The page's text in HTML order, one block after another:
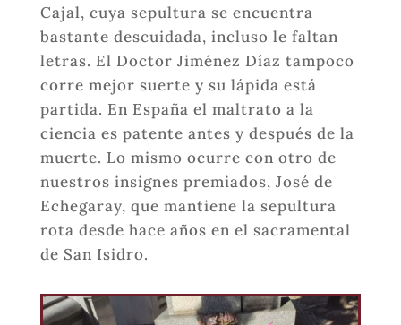
Cajal, cuya sepultura se encuentra
bastante descuidada, incluso le faltan
letras. El Doctor Jiménez Díaz tampoco
corre mejor suerte y su lápida está
partida. En España el maltrato a la
ciencia es patente antes y después de la
muerte. Lo mismo ocurre con otro de
nuestros insignes premiados, José de
Echegaray, que mantiene la sepultura
rota desde hace años en el sacramental
de San Isidro.